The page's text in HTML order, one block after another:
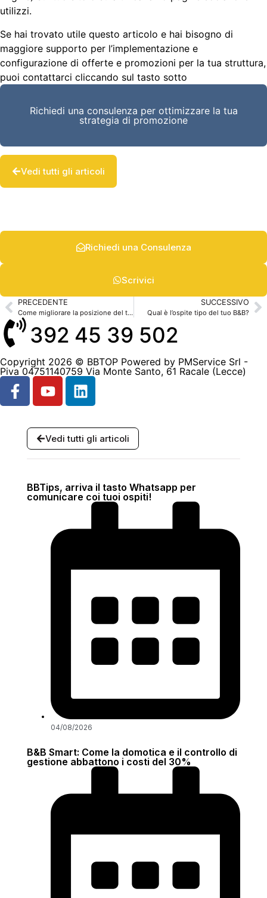
utilizzi.
Se hai trovato utile questo articolo e hai bisogno di
maggiore supporto per l’implementazione e
configurazione di offerte e promozioni per la tua struttura,
puoi contattarci cliccando sul tasto sotto
Richiedi una consulenza per ottimizzare la tua
strategia di promozione
Vedi tutti gli articoli
Richiedi una Consulenza
Scrivici
PRECEDENTE
Come migliorare la posizione del tuo B&B su Google
SUCCESSIVO
Qual è l’ospite tipo del tuo B&B?
392 45 39 502
Copyright 2026 © BBTOP Powered by PMService Srl -
Piva 04751140759 Via Monte Santo, 61 Racale (Lecce)
Vedi tutti gli articoli
BBTips, arriva il tasto Whatsapp per
comunicare coi tuoi ospiti!
04/08/2026
B&B Smart: Come la domotica e il controllo di
gestione abbattono i costi del 30%